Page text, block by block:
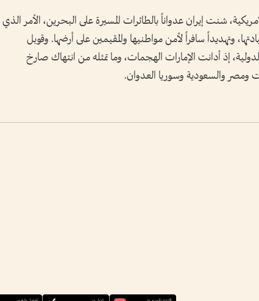
شنت إيران عدواناً بالطائرات المسيرة على البحرين، الأمر الذي
وتهديداً سافراً لأمن مواطنيها والمقيمين على أرضها. وقوبل
إذ أدانت الإمارات الهجمات، وما تمثله من انتهاك صارخ
ومصر والسعودية وسوريا العدوان.